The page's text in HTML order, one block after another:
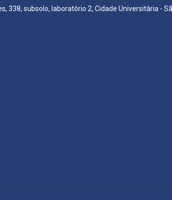
338, subsolo, laboratório 2, Cidade Universitária -